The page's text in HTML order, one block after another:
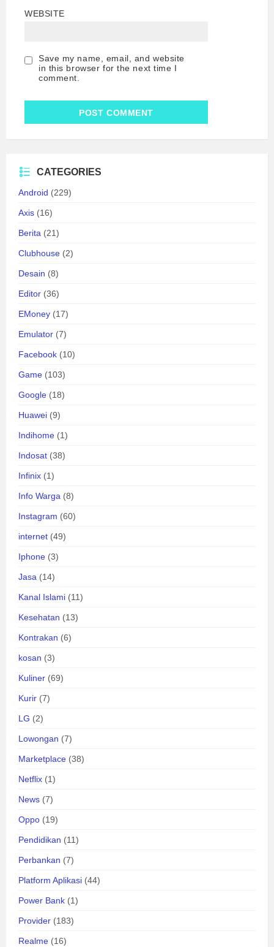
WEBSITE
Save my name, email, and website
in this browser for the next time I
comment.
CATEGORIES
Android (229)
Axis (16)
Berita (21)
Clubhouse (2)
Desain (8)
Editor (36)
EMoney (17)
Emulator (7)
Facebook (10)
Game (103)
Google (18)
Huawei (9)
Indihome (1)
Indosat (38)
Infinix (1)
Info Warga (8)
Instagram (60)
internet (49)
Iphone (3)
Jasa (14)
Kanal Islami (11)
Kesehatan (13)
Kontrakan (6)
kosan (3)
Kuliner (69)
Kurir (7)
LG (2)
Lowongan (7)
Marketplace (38)
Netflix (1)
News (7)
Oppo (19)
Pendidikan (11)
Perbankan (7)
Platform Aplikasi (44)
Power Bank (1)
Provider (183)
Realme (16)